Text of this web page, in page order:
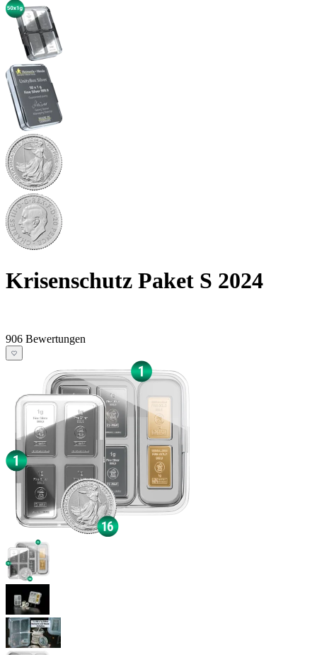
Krisenschutz Paket S 2024
906 Bewertungen